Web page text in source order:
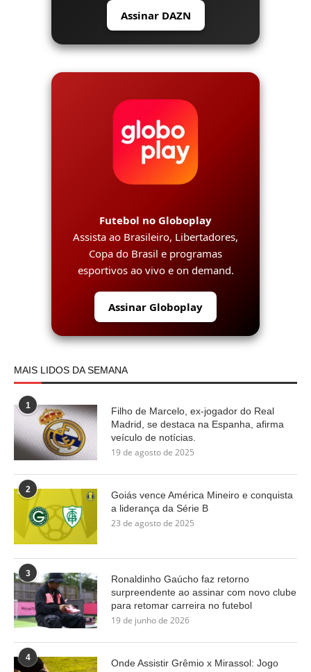
Assinar DAZN
Futebol no Globoplay
Assista ao Brasileiro, Libertadores,
Copa do Brasil e programas
esportivos ao vivo e on demand.
Assinar Globoplay
MAIS LIDOS DA SEMANA
1
Filho de Marcelo, ex-jogador do Real
Madrid, se destaca na Espanha, afirma
veículo de notícias.
19 de agosto de 2025
2
Goiás vence América Mineiro e conquista
a liderança da Série B
23 de agosto de 2025
3
Ronaldinho Gaúcho faz retorno
surpreendente ao assinar com novo clube
para retomar carreira no futebol
19 de junho de 2026
4
Onde Assistir Grêmio x Mirassol: Jogo